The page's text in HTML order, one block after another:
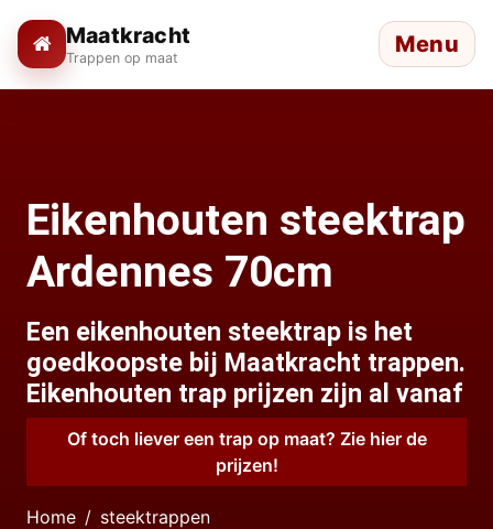
Maatkracht
Trappen op maat Menu
Eikenhouten steektrap
Ardennes 70cm
Een eikenhouten steektrap is het
goedkoopste bij Maatkracht trappen.
Eikenhouten trap prijzen zijn al vanaf
Of toch liever een trap op maat? Zie hier de
prijzen!
Home
steektrappen